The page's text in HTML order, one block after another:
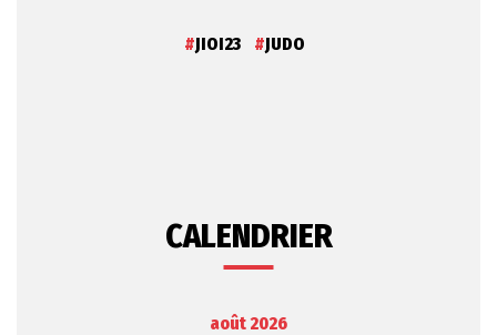
JIOI23 JUDO
CALENDRIER
août 2026